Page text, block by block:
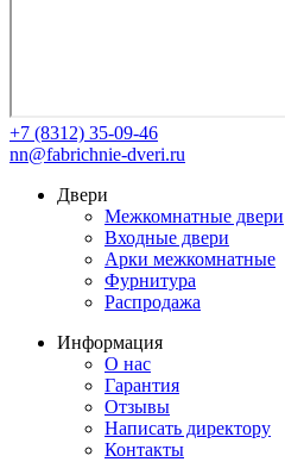
+7 (8312) 35-09-46
nn@fabrichnie-dveri.ru
Двери
Межкомнатные двери
Входные двери
Арки межкомнатные
Фурнитура
Распродажа
Информация
О нас
Гарантия
Отзывы
Написать директору
Контакты